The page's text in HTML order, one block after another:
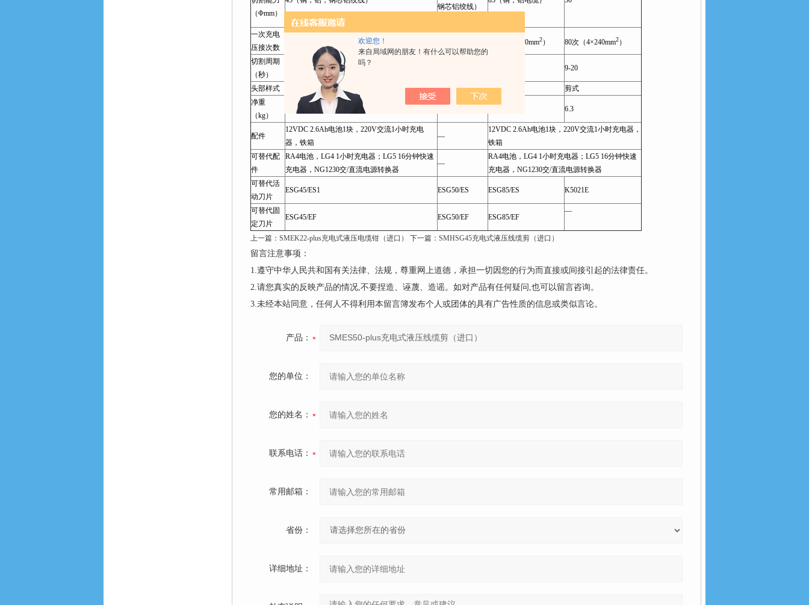
欢迎您！
来自局域网的朋友！有什么可以帮助您的
吗？
（Φmm）
钢芯铝绞线）
20（钢）
一次充电
压接次数
90次（钢芯铝绞线570/40） 40次（4×240mm2） 80次（4×240mm2）
切割周期
（秒）
9-20
头部样式 翻开式 翻开式
剪式
净重
（kg）
6.3
配件
12VDC 2.6Ah电池1块，220V交流1小时充电
器，铁箱
—
12VDC 2.6Ah电池1块，220V交流1小时充电器，
铁箱
可替代配
件
RA4电池，LG4 1小时充电器；LG5 16分钟快速
充电器，NG1230交/直流电源转换器
—
RA4电池，LG4 1小时充电器；LG5 16分钟快速
充电器，NG1230交/直流电源转换器
可替代活
动刀片
ESG45/ES1 ESG50/ES ESG85/ES K5021E
可替代固
定刀片
ESG45/EF ESG50/EF ESG85/EF
—
上一篇： SMEK22-plus充电式液压电缆钳（进口） 下一篇： SMHSG45充电式液压线缆剪（进口）
留言注意事项：
1.遵守中华人民共和国有关法律、法规，尊重网上道德，承担一切因您的行为而直接或间接引起的法律责任。
2.请您真实的反映产品的情况,不要捏造、诬蔑、造谣。如对产品有任何疑问,也可以留言咨询。
3.未经本站同意，任何人不得利用本留言簿发布个人或团体的具有广告性质的信息或类似言论。
产品：
您的单位：
您的姓名：
联系电话：
常用邮箱：
省份：
详细地址：